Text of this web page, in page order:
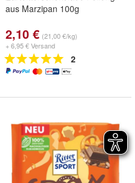
aus Marzipan 100g
2,10 € (21,00 €/kg)
+ 6,95 € Versand
2